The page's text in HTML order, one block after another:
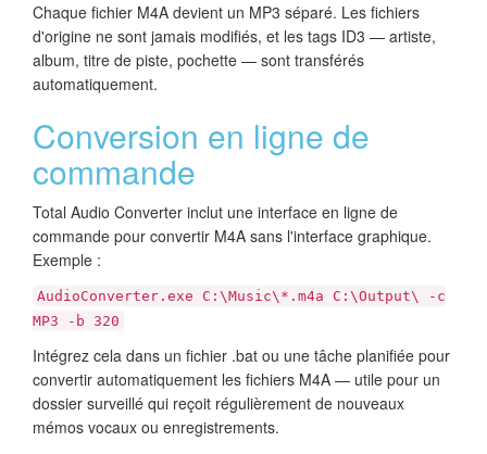
Chaque fichier M4A devient un MP3 séparé. Les fichiers
d'origine ne sont jamais modifiés, et les tags ID3 — artiste,
album, titre de piste, pochette — sont transférés
automatiquement.
Conversion en ligne de
commande
Total Audio Converter inclut une interface en ligne de
commande pour convertir M4A sans l'interface graphique.
Exemple :
AudioConverter.exe C:\Music\*.m4a C:\Output\ -c
MP3 -b 320
Intégrez cela dans un fichier .bat ou une tâche planifiée pour
convertir automatiquement les fichiers M4A — utile pour un
dossier surveillé qui reçoit régulièrement de nouveaux
mémos vocaux ou enregistrements.